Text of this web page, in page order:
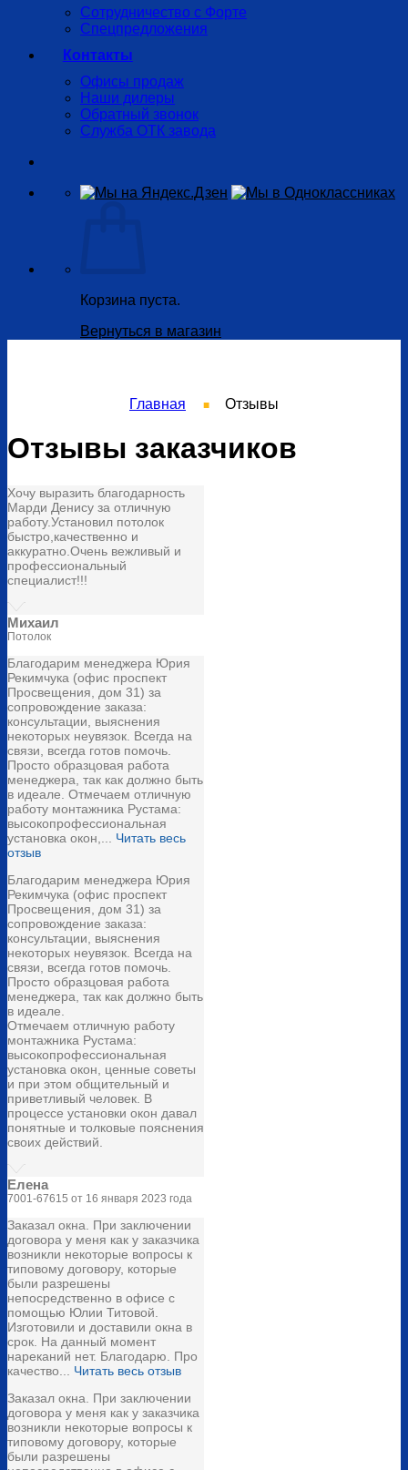
Сотрудничество с Форте
Спецпредложения
Контакты
Офисы продаж
Наши дилеры
Обратный звонок
Служба ОТК завода
Корзина пуста.
Вернуться в магазин
Главная ■ Отзывы
Отзывы заказчиков
Хочу выразить благодарность
Марди Денису за отличную
работу.Установил потолок
быстро,качественно и
аккуратно.Очень вежливый и
профессиональный
специалист!!!
Михаил
Потолок
Благодарим менеджера Юрия
Рекимчука (офис проспект
Просвещения, дом 31) за
сопровождение заказа:
консультации, выяснения
некоторых неувязок. Всегда на
связи, всегда готов помочь.
Просто образцовая работа
менеджера, так как должно быть
в идеале. Отмечаем отличную
работу монтажника Рустама:
высокопрофессиональная
установка окон,... Читать весь
отзыв
Благодарим менеджера Юрия
Рекимчука (офис проспект
Просвещения, дом 31) за
сопровождение заказа:
консультации, выяснения
некоторых неувязок. Всегда на
связи, всегда готов помочь.
Просто образцовая работа
менеджера, так как должно быть
в идеале.
Отмечаем отличную работу
монтажника Рустама:
высокопрофессиональная
установка окон, ценные советы
и при этом общительный и
приветливый человек. В
процессе установки окон давал
понятные и толковые пояснения
своих действий.
Елена
7001-67615 от 16 января 2023 года
Заказал окна. При заключении
договора у меня как у заказчика
возникли некоторые вопросы к
типовому договору, которые
были разрешены
непосредственно в офисе с
помощью Юлии Титовой.
Изготовили и доставили окна в
срок. На данный момент
нареканий нет. Благодарю. Про
качество... Читать весь отзыв
Заказал окна. При заключении
договора у меня как у заказчика
возникли некоторые вопросы к
типовому договору, которые
были разрешены